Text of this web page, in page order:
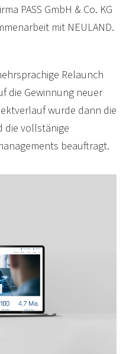
PASS GmbH & Co. KG
mit NEULAND.
Relaunch
die Gewinnung neuer
wurde dann die
die vollstänige
beauftragt.